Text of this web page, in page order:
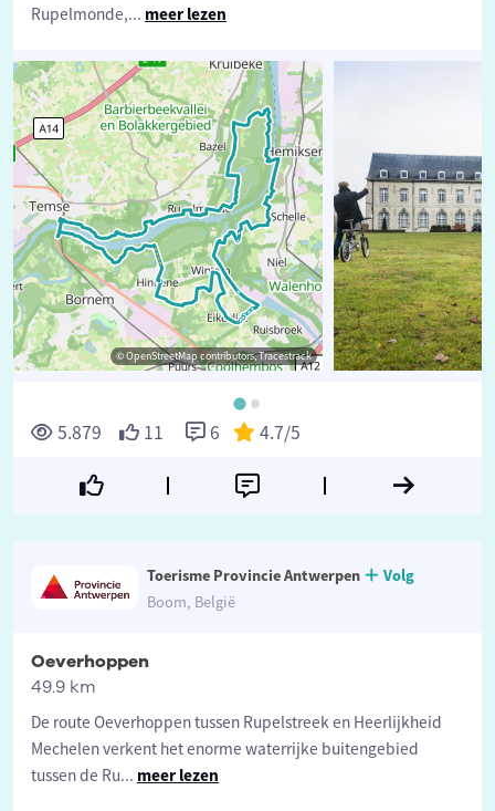
Rupelmonde,... meer lezen
© OpenStreetMap contributors, Tracestrack
5.879 11 6 4.7/5
Toerisme Provincie Antwerpen
Volg
Boom, België
Oeverhoppen
49.9 km
De route Oeverhoppen tussen Rupelstreek en Heerlijkheid
Mechelen verkent het enorme waterrijke buitengebied
tussen de Ru... meer lezen